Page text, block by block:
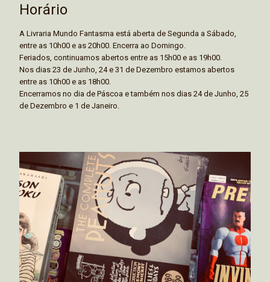
Horário
A Livraria Mundo Fantasma está aberta de Segunda a Sábado,
entre as 10h00 e as 20h00. Encerra ao Domingo.
Feriados, continuamos abertos entre as 15h00 e as 19h00.
Nos dias 23 de Junho, 24 e 31 de Dezembro estamos abertos
entre as 10h00 e as 18h00.
Encerramos no dia de Páscoa e também nos dias 24 de Junho, 25
de Dezembro e 1 de Janeiro.